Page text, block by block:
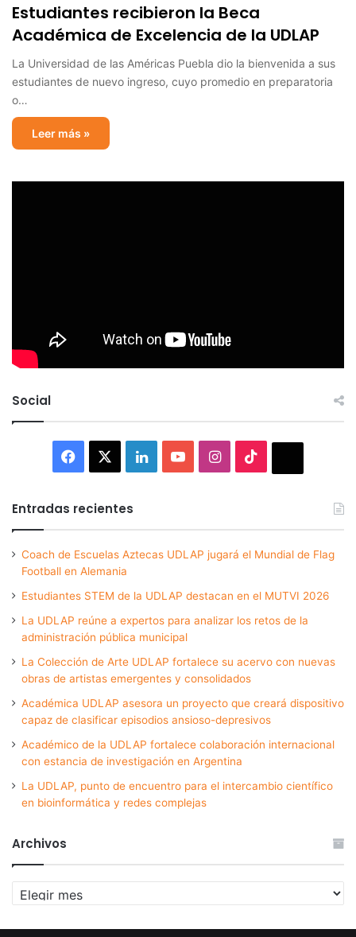
Estudiantes recibieron la Beca
Académica de Excelencia de la UDLAP
La Universidad de las Américas Puebla dio la bienvenida a sus
estudiantes de nuevo ingreso, cuyo promedio en preparatoria
o…
Leer más »
Social
Facebook LinkedInYouTubeInstagram
Entradas recientes
Coach de Escuelas Aztecas UDLAP jugará el Mundial de Flag
Football en Alemania
Estudiantes STEM de la UDLAP destacan en el MUTVI 2026
La UDLAP reúne a expertos para analizar los retos de la
administración pública municipal
La Colección de Arte UDLAP fortalece su acervo con nuevas
obras de artistas emergentes y consolidados
Académica UDLAP asesora un proyecto que creará dispositivo
capaz de clasificar episodios ansioso-depresivos
Académico de la UDLAP fortalece colaboración internacional
con estancia de investigación en Argentina
La UDLAP, punto de encuentro para el intercambio científico
en bioinformática y redes complejas
Archivos
Archivos